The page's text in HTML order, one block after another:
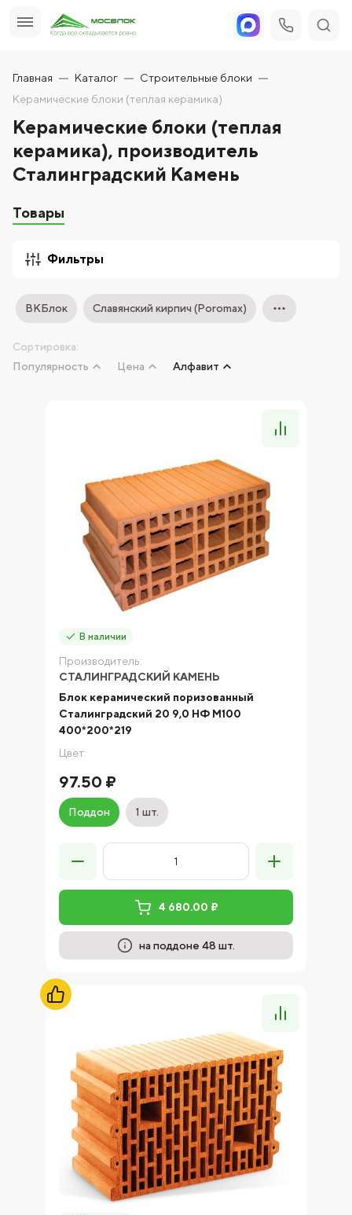
Главная Каталог
Строительные блоки
Керамические блоки (теплая керамика)
Керамические блоки (теплая
керамика), производитель
Сталинградский Камень
Товары
Фильтры
ВКБлок Славянский кирпич (Poromax)
Сортировка:
Популярность
Цена Алфавит
В наличии
Производитель:
СТАЛИНГРАДСКИЙ КАМЕНЬ
Блок керамический поризованный
Сталинградский 20 9,0 НФ М100
400*200*219
Цвет:
97.50 ₽
Поддон 1 шт.
4 680.00 ₽
на поддоне 48 шт.